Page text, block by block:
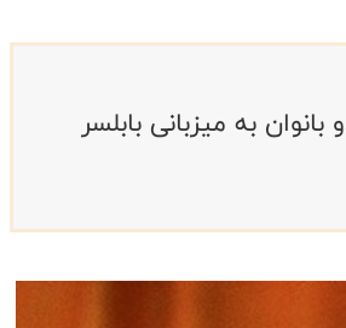
به میزبانی بابلسر